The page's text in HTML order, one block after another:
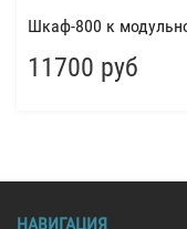
Шкаф-800 к
11700 руб
НАВИГАЦИЯ